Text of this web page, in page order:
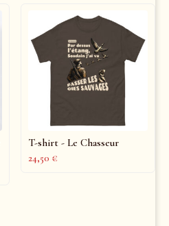
T-shirt - Le Chasseur
24,50 €